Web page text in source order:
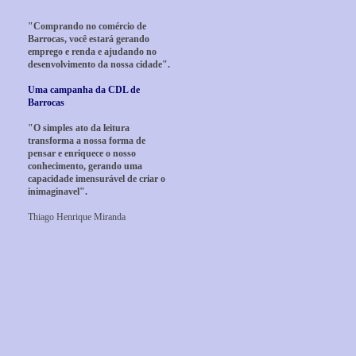
"Comprando no comércio de
Barrocas, você estará gerando
emprego e renda e ajudando no
desenvolvimento da nossa cidade".
Uma campanha da CDL de
Barrocas
"O simples ato da leitura
transforma a nossa forma de
pensar e enriquece o nosso
conhecimento, gerando uma
capacidade imensurável de criar o
inimaginavel".
Thiago Henrique Miranda